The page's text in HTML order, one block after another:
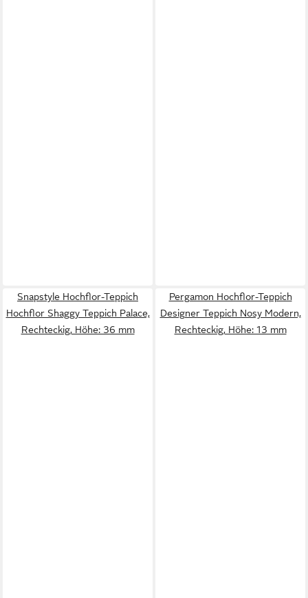
Snapstyle Hochflor-Teppich
Hochflor Shaggy Teppich Palace,
Rechteckig, Höhe: 36 mm
Pergamon Hochflor-Teppich
Designer Teppich Nosy Modern,
Rechteckig, Höhe: 13 mm